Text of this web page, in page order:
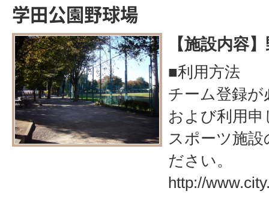
学田公園野球場
【施設内容
■利用方法
チーム登録が
および利用
スポーツ施
ださい。
http://